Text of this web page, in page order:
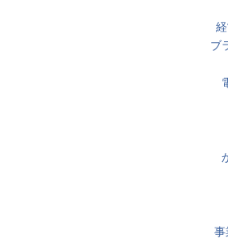
ブ
事